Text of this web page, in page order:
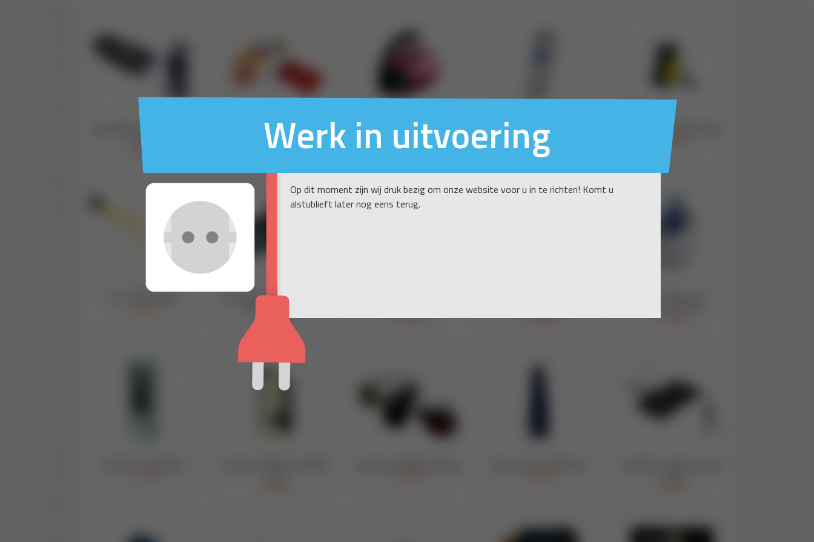
Werk in uitvoering
Op dit moment zijn wij druk bezig om onze website voor u in te richten! Komt u
alstublieft later nog eens terug.